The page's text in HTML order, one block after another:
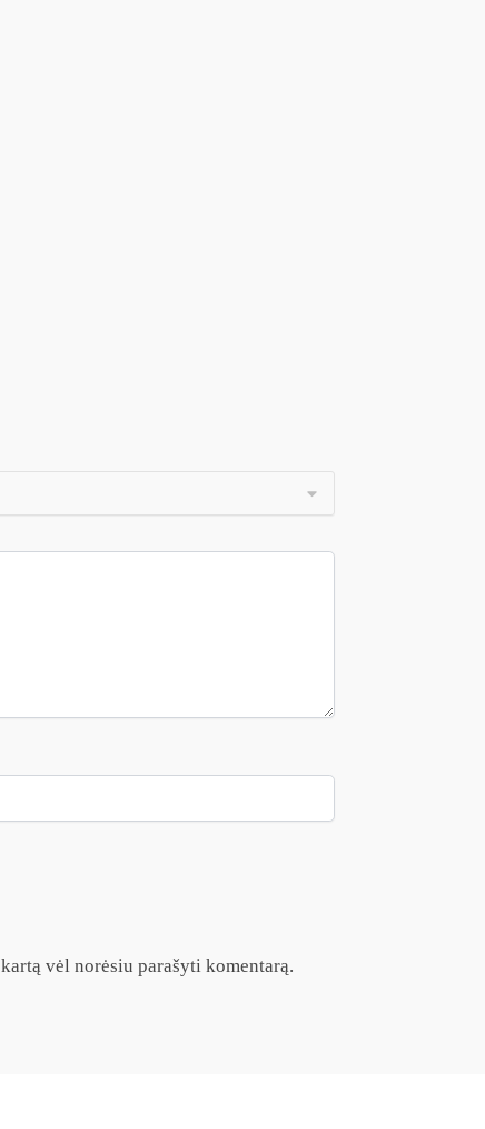
vėl norėsiu parašyti komentarą.